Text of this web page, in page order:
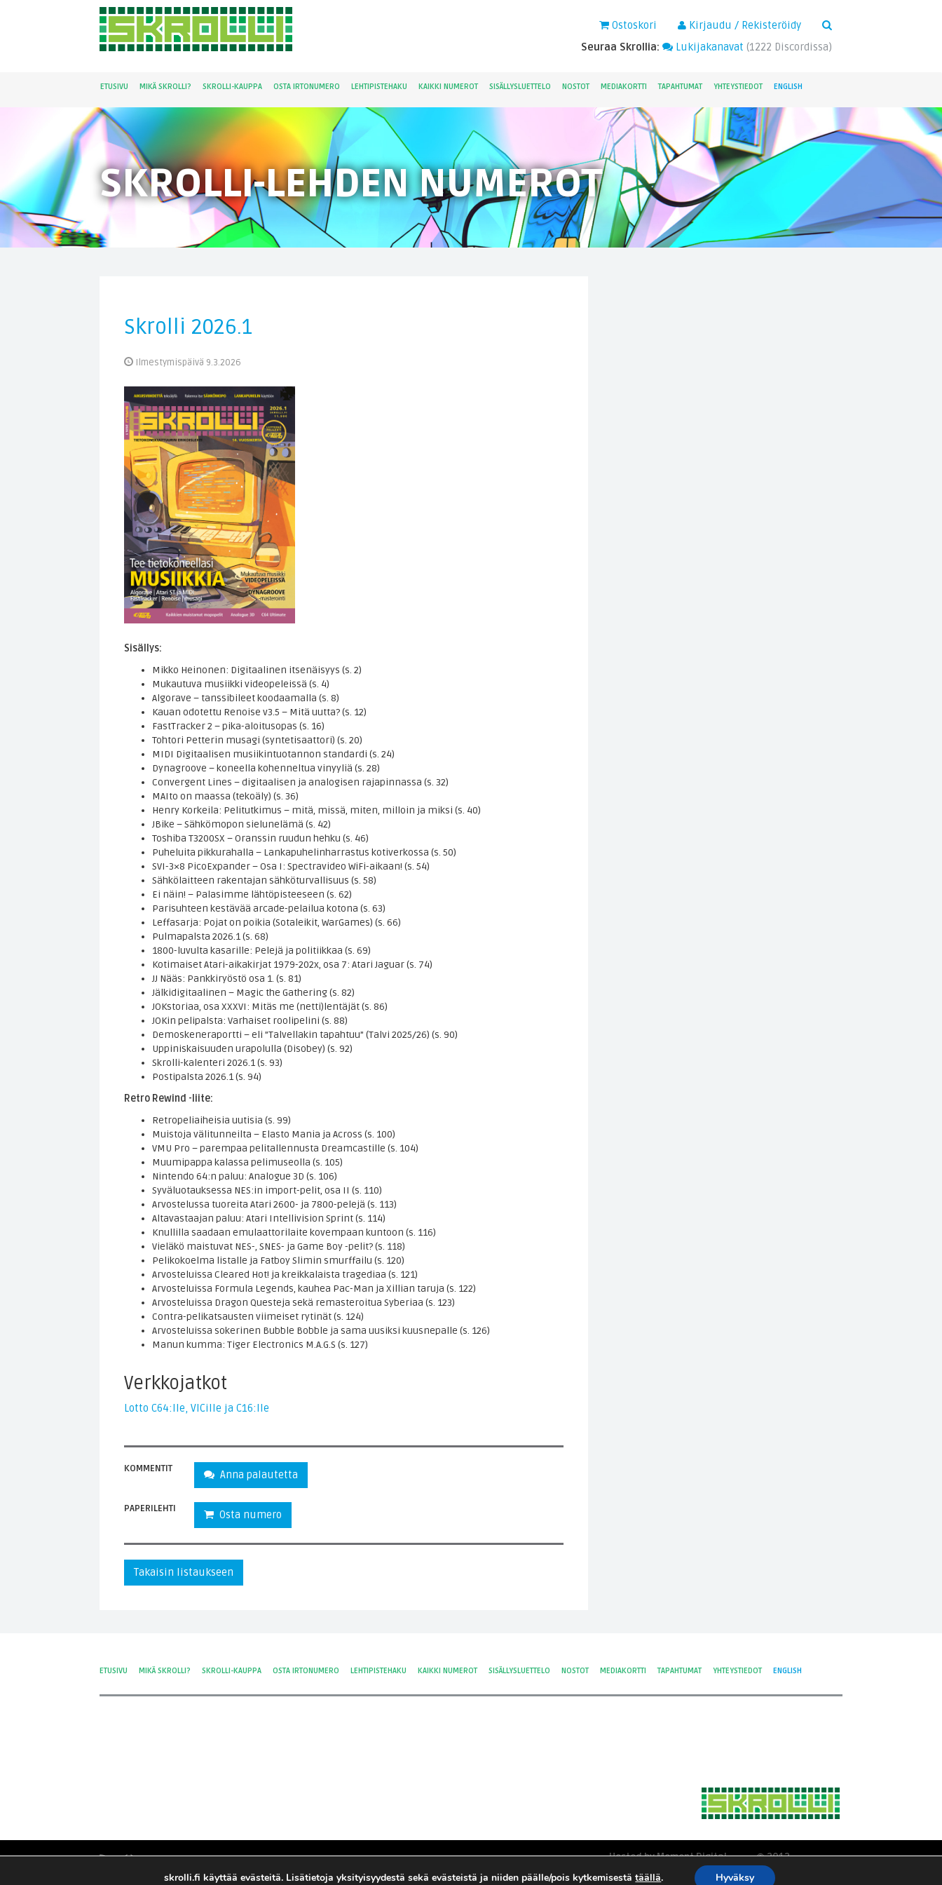
Kirjaudu / Rekisteröidy
Ostoskori
Seuraa Skrollia:
Lukijakanavat (1222 Discordissa)
ETUSIVU MIKÄ SKROLLI? SKROLLI-KAUPPA OSTA IRTONUMERO LEHTIPISTEHAKU KAIKKI NUMEROT SISÄLLYSLUETTELO NOSTOT MEDIAKORTTI TAPAHTUMAT YHTEYSTIEDOT ENGLISH
SKROLLI-LEHDEN NUMEROT
Skrolli 2026.1
Ilmestymispäivä 9.3.2026
Sisällys:
Mikko Heinonen: Digitaalinen itsenäisyys (s. 2)
Mukautuva musiikki videopeleissä (s. 4)
Algorave – tanssibileet koodaamalla (s. 8)
Kauan odotettu Renoise v3.5 – Mitä uutta? (s. 12)
FastTracker 2 – pika-aloitusopas (s. 16)
Tohtori Petterin musagi (syntetisaattori) (s. 20)
MIDI Digitaalisen musiikintuotannon standardi (s. 24)
Dynagroove – koneella kohenneltua vinyyliä (s. 28)
Convergent Lines – digitaalisen ja analogisen rajapinnassa (s. 32)
MAIto on maassa (tekoäly) (s. 36)
Henry Korkeila: Pelitutkimus – mitä, missä, miten, milloin ja miksi (s. 40)
JBike – Sähkömopon sielunelämä (s. 42)
Toshiba T3200SX – Oranssin ruudun hehku (s. 46)
Puheluita pikkurahalla – Lankapuhelinharrastus kotiverkossa (s. 50)
SVI-3×8 PicoExpander – Osa I: Spectravideo WiFi-aikaan! (s. 54)
Sähkölaitteen rakentajan sähköturvallisuus (s. 58)
Ei näin! – Palasimme lähtöpisteeseen (s. 62)
Parisuhteen kestävää arcade-pelailua kotona (s. 63)
Leffasarja: Pojat on poikia (Sotaleikit, WarGames) (s. 66)
Pulmapalsta 2026.1 (s. 68)
1800-luvulta kasarille: Pelejä ja politiikkaa (s. 69)
Kotimaiset Atari-aikakirjat 1979-202x, osa 7: Atari Jaguar (s. 74)
JJ Nääs: Pankkiryöstö osa 1. (s. 81)
Jälkidigitaalinen – Magic the Gathering (s. 82)
JOKstoriaa, osa XXXVI: Mitäs me (netti)lentäjät (s. 86)
JOKin pelipalsta: Varhaiset roolipelini (s. 88)
Demoskeneraportti – eli ”Talvellakin tapahtuu” (Talvi 2025/26) (s. 90)
Uppiniskaisuuden urapolulla (Disobey) (s. 92)
Skrolli-kalenteri 2026.1 (s. 93)
Postipalsta 2026.1 (s. 94)
Retro Rewind -liite:
Retropeliaiheisia uutisia (s. 99)
Muistoja välitunneilta – Elasto Mania ja Across (s. 100)
VMU Pro – parempaa pelitallennusta Dreamcastille (s. 104)
Muumipappa kalassa pelimuseolla (s. 105)
Nintendo 64:n paluu: Analogue 3D (s. 106)
Syväluotauksessa NES:in import-pelit, osa II (s. 110)
Arvostelussa tuoreita Atari 2600- ja 7800-pelejä (s. 113)
Altavastaajan paluu: Atari Intellivision Sprint (s. 114)
Knullilla saadaan emulaattorilaite kovempaan kuntoon (s. 116)
Vieläkö maistuvat NES-, SNES- ja Game Boy -pelit? (s. 118)
Pelikokoelma listalle ja Fatboy Slimin smurffailu (s. 120)
Arvosteluissa Cleared Hot! ja kreikkalaista tragediaa (s. 121)
Arvosteluissa Formula Legends, kauhea Pac-Man ja Xillian taruja (s. 122)
Arvosteluissa Dragon Questeja sekä remasteroitua Syberiaa (s. 123)
Contra-pelikatsausten viimeiset rytinät (s. 124)
Arvosteluissa sokerinen Bubble Bobble ja sama uusiksi kuusnepalle (s. 126)
Manun kumma: Tiger Electronics M.A.G.S (s. 127)
Verkkojatkot
Lotto C64:lle, VICille ja C16:lle
KOMMENTIT Anna palautetta
PAPERILEHTI Osta numero
Takaisin listaukseen
ETUSIVU MIKÄ SKROLLI? SKROLLI-KAUPPA OSTA IRTONUMERO LEHTIPISTEHAKU KAIKKI NUMEROT SISÄLLYSLUETTELO NOSTOT MEDIAKORTTI TAPAHTUMAT YHTEYSTIEDOT ENGLISH
Hosted by Moment Digital
Yksityisyys ja evästeet
© 2012-
2026 Skrolli
skrolli.fi käyttää evästeitä. Lisätietoja yksityisyydestä sekä evästeistä ja niiden päälle/pois kytkemisestätäällä. Hyväksy